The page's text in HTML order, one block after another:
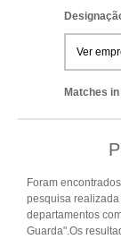
Ver
Matches
Foram
pesquisa realizada
departamentos
Guarda".Os